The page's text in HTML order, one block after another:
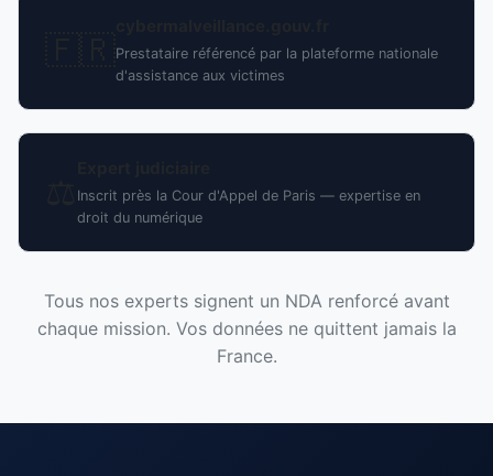
Prestataire référencé par la plateforme nationale
d'assistance aux victimes
Inscrit près la Cour d'Appel de Paris — expertise en
droit du numérique
Tous nos experts signent un NDA renforcé avant
chaque mission. Vos données ne quittent jamais la
France.